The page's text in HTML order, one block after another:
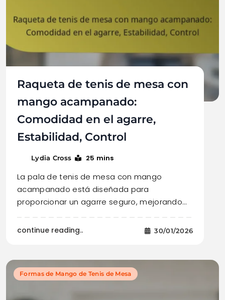
Raqueta de tenis de mesa con
mango acampanado:
Comodidad en el agarre,
Estabilidad, Control
Lydia Cross 25 mins
La pala de tenis de mesa con mango
acampanado está diseñada para
proporcionar un agarre seguro, mejorando…
continue reading.. 30/01/2026
Formas de Mango de Tenis de Mesa